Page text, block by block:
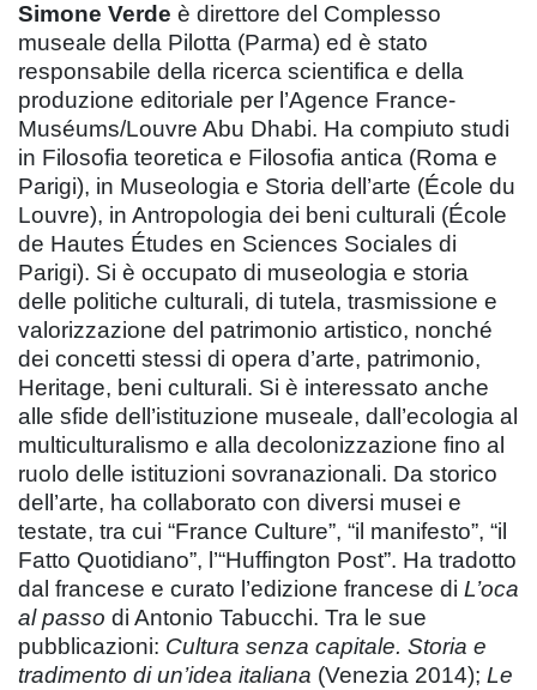
Simone Verde è direttore del Complesso
museale della Pilotta (Parma) ed è stato
responsabile della ricerca scientifica e della
produzione editoriale per l’Agence France-
Muséums/Louvre Abu Dhabi. Ha compiuto studi
in Filosofia teoretica e Filosofia antica (Roma e
Parigi), in Museologia e Storia dell’arte (École du
Louvre), in Antropologia dei beni culturali (École
de Hautes Études en Sciences Sociales di
Parigi). Si è occupato di museologia e storia
delle politiche culturali, di tutela, trasmissione e
valorizzazione del patrimonio artistico, nonché
dei concetti stessi di opera d’arte, patrimonio,
Heritage, beni culturali. Si è interessato anche
alle sfide dell’istituzione museale, dall’ecologia al
multiculturalismo e alla decolonizzazione fino al
ruolo delle istituzioni sovranazionali. Da storico
dell’arte, ha collaborato con diversi musei e
testate, tra cui “France Culture”, “il manifesto”, “il
Fatto Quotidiano”, l’“Huffington Post”. Ha tradotto
dal francese e curato l’edizione francese di L’oca
al passo di Antonio Tabucchi. Tra le sue
pubblicazioni: Cultura senza capitale. Storia e
tradimento di un’idea italiana (Venezia 2014); Le